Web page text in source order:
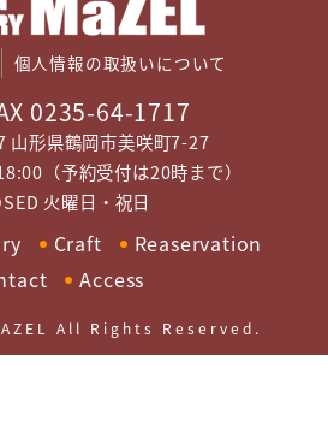
個人情報の取扱いについて
0235-64-1717
山形県鶴岡市美咲町7-27
（予約受付は20時まで）
火曜日・祝日
Craft
Reaservation
Access
All Rights Reserved.